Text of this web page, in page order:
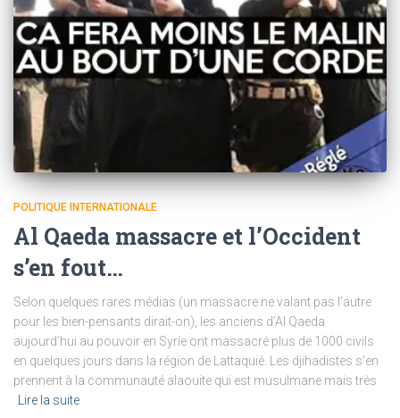
POLITIQUE INTERNATIONALE
Al Qaeda massacre et l’Occident
s’en fout…
Selon quelques rares médias (un massacre ne valant pas l’autre
pour les bien-pensants dirait-on), les anciens d’Al Qaeda
aujourd’hui au pouvoir en Syrie ont massacré plus de 1000 civils
en quelques jours dans la région de Lattaquié. Les djihadistes s’en
prennent à la communauté alaouite qui est musulmane mais très
Lire la suite